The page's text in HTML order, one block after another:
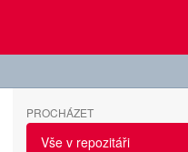
PROCHÁZET
Vše v repozitáři